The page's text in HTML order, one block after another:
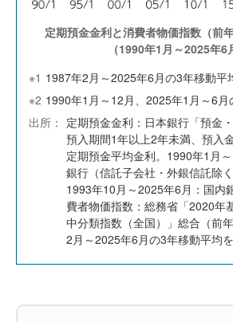
定期預金金利と消費者物価指数（前
（1990年1月～2025年6
※1 1987年2月～2025年6月の3年移動平
※2 1990年1月～12月、2025年1月～6月
出所： 定期預金金利：日本銀行「預金
預入期間1年以上2年未満、預入
定期預金平均金利。1990年1月
銀行（信託子会社・外銀信託除く
1993年10月～2025年6月：国内
費者物価指数：総務省「2020年
中分類指数（全国）」総合（前
2月～2025年6月の3年移動平均を